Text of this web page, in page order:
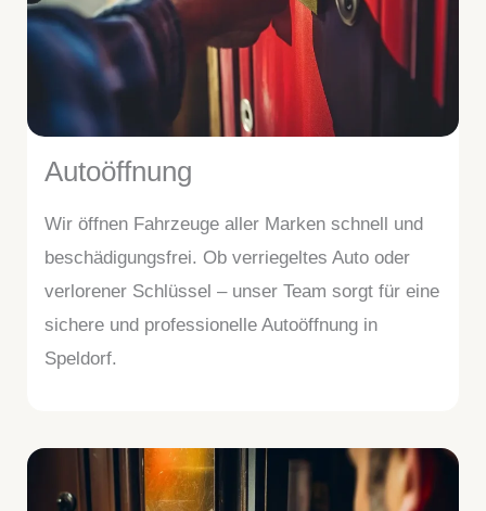
Autoöffnung
Wir öffnen Fahrzeuge aller Marken schnell und
beschädigungsfrei. Ob verriegeltes Auto oder
verlorener Schlüssel – unser Team sorgt für eine
sichere und professionelle Autoöffnung in
Speldorf.